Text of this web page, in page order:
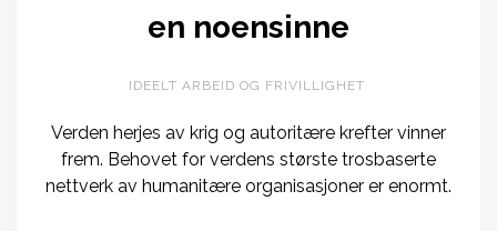
en noensinne
IDEELT ARBEID OG FRIVILLIGHET
Verden herjes av krig og autoritære krefter vinner
frem. Behovet for verdens største trosbaserte
nettverk av humanitære organisasjoner er enormt.